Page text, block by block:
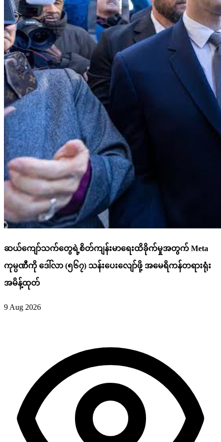
ဆယ်ကျော်သက်တွေရဲ့စိတ်ကျန်းမာရေးထိခိုက်မှုအတွက် Meta
ကုမ္ပဏီကို ဒေါ်လာ (၅၆၇) သန်းပေးလျော်ဖို့ အမေရိကန်တရားရုံး
အမိန့်ထုတ်
9 Aug 2026